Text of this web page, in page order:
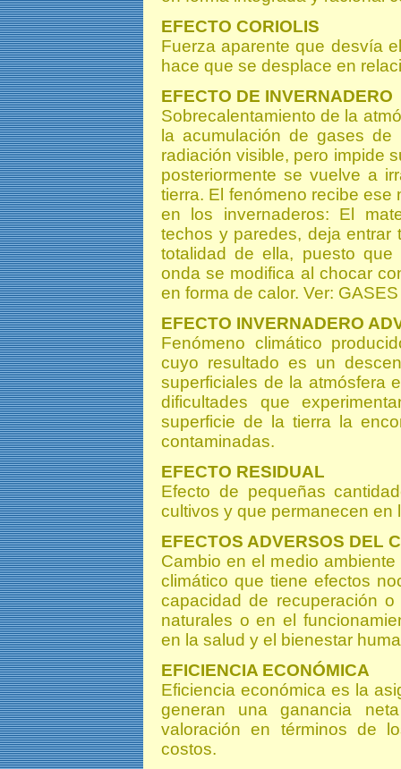
EFECTO CORIOLIS
Fuerza aparente que desvía
hace que se desplace en
EFECTO DE INVERNADERO
Sobrecalentamiento de la
la acumulación de gases
radiación visible, pero impide
posteriormente se vuelve a
tierra. El fenómeno recibe
en los invernaderos: El
techos y paredes, deja
totalidad de ella, puesto
onda se modifica al chocar
en forma de calor. Ver:
EFECTO INVERNADERO
Fenómeno climático
cuyo resultado es un
superficiales de la atmósfera
dificultades que
superficie de la tierra la
contaminadas.
EFECTO RESIDUAL
Efecto de pequeñas
cultivos y que permanecen en
EFECTOS ADVERSOS DEL
Cambio en el medio
climático que tiene efectos
capacidad de recuperación
naturales o en el
en la salud y el bienestar
EFICIENCIA ECONÓMICA
Eficiencia económica es la
generan una ganancia
valoración en términos de
costos.